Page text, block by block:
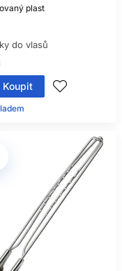
plast
do vlasů
Koupit
ㅤ